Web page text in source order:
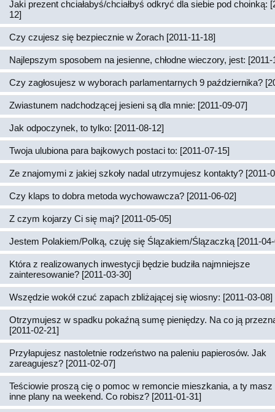
Jaki prezent chciałabyś/chciałbyś odkryć dla siebie pod choinką:
12]
Czy czujesz się bezpiecznie w Żorach [2011-11-18]
Najlepszym sposobem na jesienne, chłodne wieczory, jest: [2011-
Czy zagłosujesz w wyborach parlamentarnych 9 października?
Zwiastunem nadchodzącej jesieni są dla mnie: [2011-09-07]
Jak odpoczynek, to tylko: [2011-08-12]
Twoja ulubiona para bajkowych postaci to: [2011-07-15]
Ze znajomymi z jakiej szkoły nadal utrzymujesz kontakty? [2011-
Czy klaps to dobra metoda wychowawcza? [2011-06-02]
Z czym kojarzy Ci się maj? [2011-05-05]
Jestem Polakiem/Polką, czuję się Ślązakiem/Ślązaczką [2011-
Która z realizowanych inwestycji będzie budziła najmniejsze
zainteresowanie? [2011-03-30]
Wszędzie wokół czuć zapach zbliżającej się wiosny: [2011-03-08]
Otrzymujesz w spadku pokaźną sumę pieniędzy. Na co ją
[2011-02-21]
Przyłapujesz nastoletnie rodzeństwo na paleniu papierosów. Jak
zareagujesz? [2011-02-07]
Teściowie proszą cię o pomoc w remoncie mieszkania, a ty masz
inne plany na weekend. Co robisz? [2011-01-31]